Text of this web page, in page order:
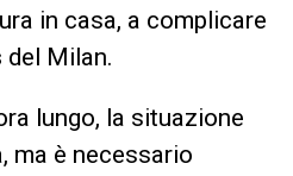
in casa, a complicare
del Milan.
lungo, la situazione
ma è necessario